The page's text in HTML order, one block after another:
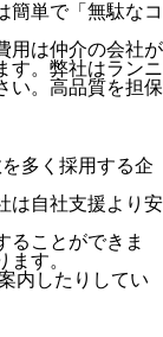
簡単で「無駄なコ
用は仲介の会社が
す。弊社はランニ
。 高品質を担保
多く採用する企
は自社支援より安
ることができま
す。
内したりしてい